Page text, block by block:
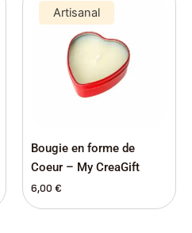
Artisanal
Bougie en forme de
Coeur – My CreaGift
6,00 €